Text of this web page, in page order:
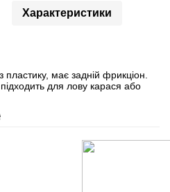
Характеристики
пластику, має задній фрикціон.
для лову карася або